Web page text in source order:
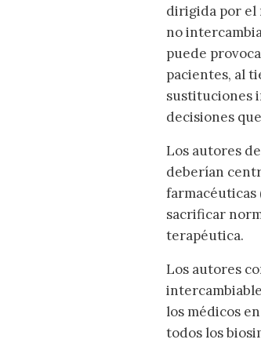
dirigida por el
no
puede
pacientes, al
sustituciones
decisiones
Los autores
deberían
farmacéuticas
sacrificar
terapéutica.
Los autores
los médicos
todos los